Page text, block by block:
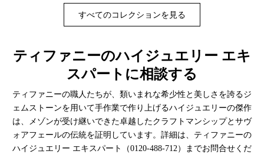
すべてのコレクションを見る
ティファニーのハイジュエリー エキ
スパートに相談する
ティファニーの職人たちが、類いまれな希少性と美しさを誇るジ
ェムストーンを用いて手作業で作り上げるハイジュエリーの傑作
は、メゾンが受け継いできた卓越したクラフトマンシップとサヴ
ォアフェールの伝統を証明しています。詳細は、ティファニーの
ハイジュエリー エキスパート（0120-488-712）までお問合せくだ